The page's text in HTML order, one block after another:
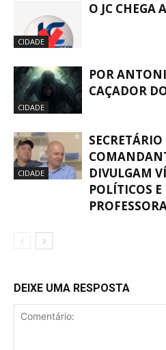
CIDADE
O JC CHEGA
CIDADE
POR
CAÇADOR
CIDADE
DIVULGAM
POLÍTICOS
DEIXE UMA RESPOSTA